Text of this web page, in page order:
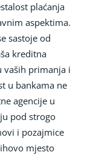
plaćanja
aspektima.
sastoje od
kreditna
vaših primanja i
u bankama ne
agencije u
pod strogo
i pozajmice
mjesto